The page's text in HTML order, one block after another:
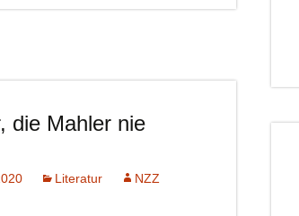
die Mahler nie
Literatur
NZZ